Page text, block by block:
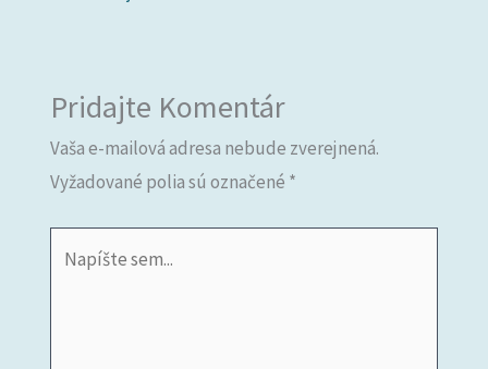
Pridajte Komentár
Vaša e-mailová adresa nebude zverejnená.
Vyžadované polia sú označené *
sem...